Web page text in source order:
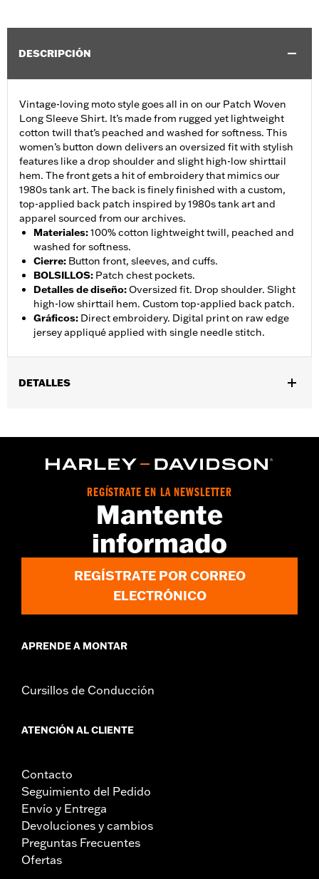
DESCRIPCIÓN
Vintage-loving moto style goes all in on our Patch Woven
Long Sleeve Shirt. It’s made from rugged yet lightweight
cotton twill that’s peached and washed for softness. This
women’s button down delivers an oversized fit with stylish
features like a drop shoulder and slight high-low shirttail
hem. The front gets a hit of embroidery that mimics our
1980s tank art. The back is finely finished with a custom,
top-applied back patch inspired by 1980s tank art and
apparel sourced from our archives.
Materiales:100% cotton lightweight twill, peached and
washed for softness.
Cierre: Button front, sleeves, and cuffs.
BOLSILLOS: Patch chest pockets.
Detalles de diseño:Oversized fit. Drop shoulder. Slight
high-low shirttail hem. Custom top-applied back patch.
Gráficos: Direct embroidery. Digital print on raw edge
jersey appliqué applied with single needle stitch.
DETALLES
GARANTÍA:2 year limited warranty – Go towww.h-
Imported
REGÍSTRATE EN LA NEWSLETTER
Mantente
informado
REGÍSTRATE POR CORREO
ELECTRÓNICO
APRENDE A MONTAR
Cursillos de Conducción
ATENCIÓN AL CLIENTE
Contacto
Seguimiento del Pedido
Envío y Entrega
Devoluciones y cambios
Preguntas Frecuentes
Ofertas